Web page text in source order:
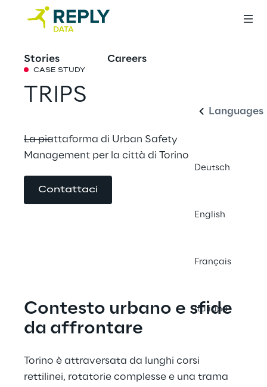
Stories Careers
Languages
Deutsch
English
Français
Italiano
CASE STUDY
TRIPS
La piattaforma di Urban Safety
Management per la città di Torino
Contattaci
Contesto urbano e sfide
da affrontare
Torino è attraversata da lunghi corsi
rettilinei, rotatorie complesse e una trama